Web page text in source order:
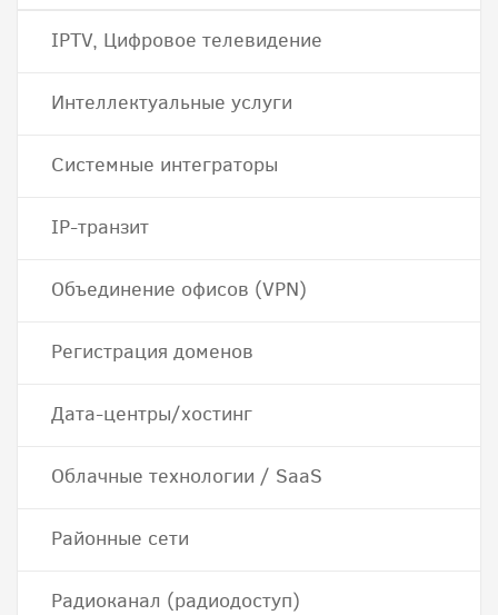
IPTV, Цифровое телевидение
Интеллектуальные услуги
Системные интеграторы
IP-транзит
Объединение офисов (VPN)
Регистрация доменов
Дата-центры/хостинг
Облачные технологии / SaaS
Районные сети
Радиоканал (радиодоступ)